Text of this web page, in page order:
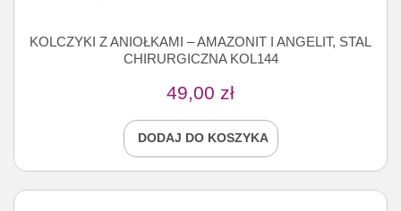
KOLCZYKI Z ANIOŁKAMI – AMAZONIT I ANGELIT, STAL
CHIRURGICZNA KOL144
49,00 zł
DODAJ DO KOSZYKA